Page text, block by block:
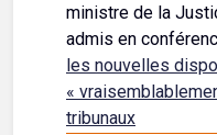
ministre de la
admis en
les nouvelles
«
tribunaux